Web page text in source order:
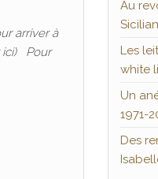
arriver à
ici) Pour
Au
Les
white
Un
1971-
Des